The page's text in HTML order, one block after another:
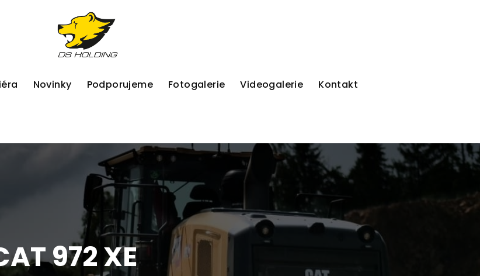
Novinky Podporujeme Fotogalerie Videogalerie Kontakt
972 XE